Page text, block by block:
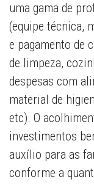
uma gama de
(equipe técnica,
e pagamento de
de limpeza,
despesas com
material de
etc). O
investimentos
auxílio para as
conforme a